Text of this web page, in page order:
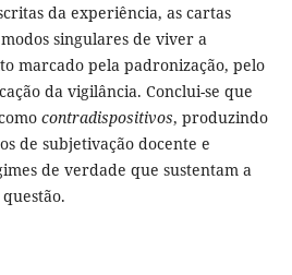
da experiência, as cartas
singulares de viver a
marcado pela padronização, pelo
da vigilância. Conclui-se que
contradispositivos, produzindo
de subjetivação docente e
de verdade que sustentam a